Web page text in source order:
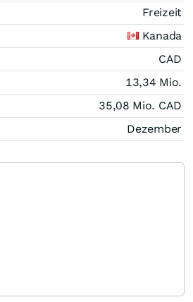
Freizeit
Kanada
CAD
13,34 Mio.
35,08 Mio. CAD
Dezember